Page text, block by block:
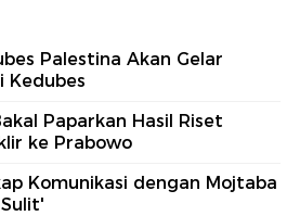
Palestina Akan Gelar
Kedubes
Paparkan Hasil Riset
ke Prabowo
Komunikasi dengan Mojtaba